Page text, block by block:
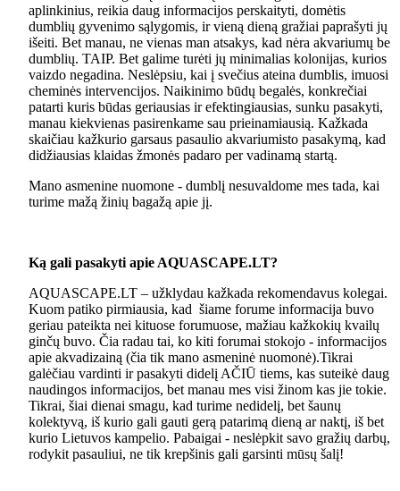
aplinkinius, reikia daug informacijos perskaityti, domėtis
dumblių gyvenimo sąlygomis, ir vieną dieną gražiai paprašyti jų
išeiti. Bet manau, ne vienas man atsakys, kad nėra akvariumų be
dumblių. TAIP. Bet galime turėti jų minimalias kolonijas, kurios
vaizdo negadina. Neslėpsiu, kai į svečius ateina dumblis, imuosi
cheminės intervencijos. Naikinimo būdų begalės, konkrečiai
patarti kuris būdas geriausias ir efektingiausias, sunku pasakyti,
manau kiekvienas pasirenkame sau prieinamiausią. Kažkada
skaičiau kažkurio garsaus pasaulio akvariumisto pasakymą, kad
didžiausias klaidas žmonės padaro per vadinamą startą.
Mano asmenine nuomone - dumblį nesuvaldome mes tada, kai
turime mažą žinių bagažą apie jį.
Ką gali pasakyti apie AQUASCAPE.LT?
AQUASCAPE.LT – užklydau kažkada rekomendavus kolegai.
Kuom patiko pirmiausia, kad šiame forume informacija buvo
geriau pateikta nei kituose forumuose, mažiau kažkokių kvailų
ginčų buvo. Čia radau tai, ko kiti forumai stokojo - informacijos
apie akvadizainą (čia tik mano asmeninė nuomonė).Tikrai
galėčiau vardinti ir pasakyti didelį AČIŪ tiems, kas suteikė daug
naudingos informacijos, bet manau mes visi žinom kas jie tokie.
Tikrai, šiai dienai smagu, kad turime nedidelį, bet šaunų
kolektyvą, iš kurio gali gauti gerą patarimą dieną ar naktį, iš bet
kurio Lietuvos kampelio. Pabaigai - neslėpkit savo gražių darbų,
rodykit pasauliui, ne tik krepšinis gali garsinti mūsų šalį!